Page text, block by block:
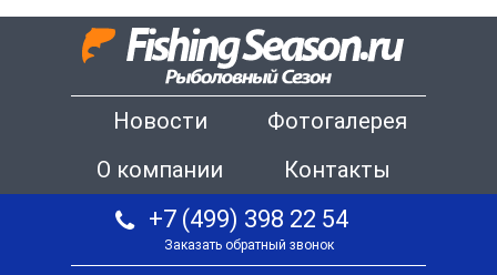
Новости
Фотогалерея
О компании
Контакты
+7 (499) 398 22 54
Заказать обратный звонок